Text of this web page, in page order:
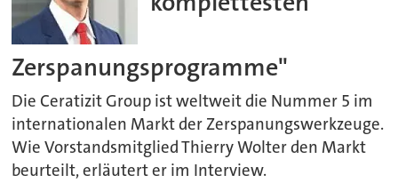
Zerspanungsprogramme"
Die Ceratizit Group ist weltweit die Nummer 5 im
internationalen Markt der Zerspanungswerkzeuge.
Wie Vorstandsmitglied Thierry Wolter den Markt
beurteilt, erläutert er im Interview.